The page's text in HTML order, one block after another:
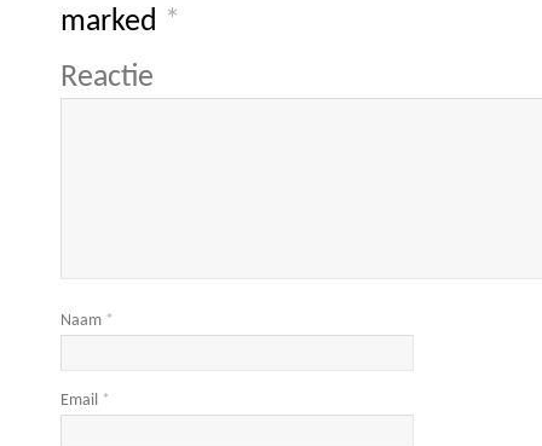
marked *
Reactie
Naam *
Email *